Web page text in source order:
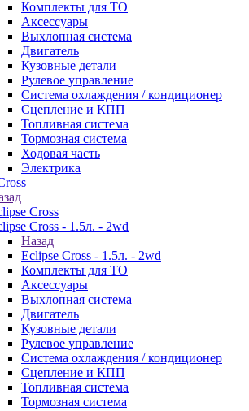
Комплекты для ТО
Аксессуары
Выхлопная система
Двигатель
Кузовные детали
Рулевое управление
Система охлаждения / кондиционер
Сцепление и КПП
Топливная система
Тормозная система
Ходовая часть
Электрика
Cross
Cross - 1.5л. - 2wd
Назад
Eclipse Cross - 1.5л. - 2wd
Комплекты для ТО
Аксессуары
Выхлопная система
Двигатель
Кузовные детали
Рулевое управление
Система охлаждения / кондиционер
Сцепление и КПП
Топливная система
Тормозная система